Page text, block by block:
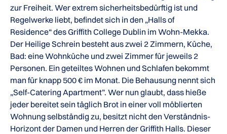
zur Freiheit. Wer extrem sicherheitsbedürftig ist und
Regelwerke liebt, befindet sich in den „Halls of
Residence“ des Griffith College Dublin im Wohn-Mekka.
Der Heilige Schrein besteht aus zwei 2 Zimmern, Küche,
Bad: eine Wohnküche und zwei Zimmer für jeweils 2
Personen. Ein geteiltes Wohnen und Schlafen bekommt
man für knapp 500 € im Monat. Die Behausung nennt sich
„Self-Catering Apartment”. Wer nun glaubt, dass hieße
jeder bereitet sein täglich Brot in einer voll möblierten
Wohnung selbständig zu, besitzt nicht den Verständnis-
Horizont der Damen und Herren der Griffith Halls. Dieser